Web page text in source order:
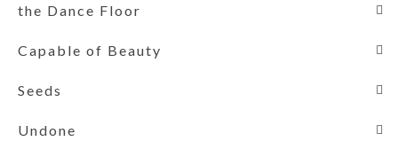
the Dance Floor
Capable of Beauty
Seeds
Undone